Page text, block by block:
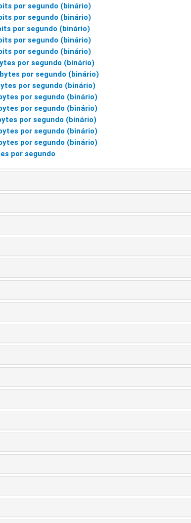
por segundo (binário)
por segundo (binário)
por segundo (binário)
por segundo (binário)
por segundo (binário)
por segundo (binário)
por segundo (binário)
por segundo (binário)
por segundo (binário)
por segundo (binário)
por segundo (binário)
por segundo (binário)
por segundo (binário)
por segundo